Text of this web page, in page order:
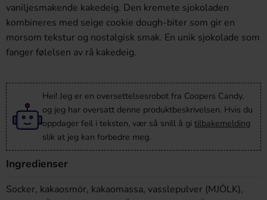
vaniljesmakende kakedeig. Den kremete sjokoladen
kombineres med seige cookie dough-biter som gir en
morsom tekstur og nostalgisk smak. En unik sjokolade som
fanger følelsen av rå kakedeig.
Hei! Jeg er en oversettelsesrobot fra Coopers Candy,
og jeg har oversatt denne produktbeskrivelsen. Hvis du
oppdager feil i teksten, vær så snill å gi tilbakemelding
slik at jeg kan forbedre meg.
Ingredienser
Socker, kakaosmör, kakaomassa, vasslepulver (MJÖLK),